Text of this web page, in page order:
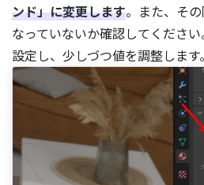
ンド」に変更します。また、そ
なっていないか確認してくださ
設定し、少しづつ値を調整します。